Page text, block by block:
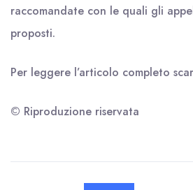
raccomandate con le quali gli
proposti.
Per leggere l’articolo completo
© Riproduzione riservata